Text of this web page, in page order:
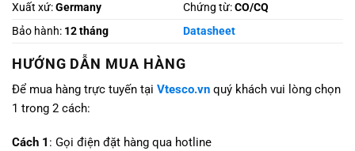
Xuất xứ:Germany Chứng từ:CO/CQ
Bảo hành: 12 tháng Datasheet
HƯỚNG DẪN MUA HÀNG
Để mua hàng trực tuyến tại Vtesco.vn quý khách vui lòng chọn
1 trong 2 cách:
Cách 1 : Gọi điện đặt hàng qua hotline